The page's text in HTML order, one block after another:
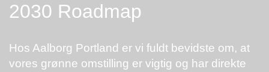
2030 Roadmap
Hos Aalborg Portland er vi fuldt bevidste om, at
vores grønne omstilling er vigtig og har direkte